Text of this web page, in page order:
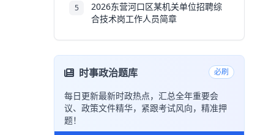
5
2026东营河口区某机关单位招聘综
合技术岗工作人员简章
时事政治题库 必刷
每日更新最新时政热点，汇总全年重要会
议、政策文件精华，紧跟考试风向，精准押
题！